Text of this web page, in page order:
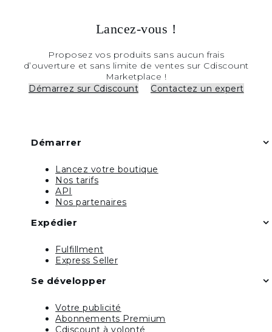
Lancez-vous !
Proposez vos produits sans aucun frais
d’ouverture et sans limite de ventes sur Cdiscount
Marketplace !
Démarrez sur Cdiscount
Contactez un expert
Démarrer
Lancez votre boutique
Nos tarifs
API
Nos partenaires
Expédier
Fulfillment
Express Seller
Se développer
Votre publicité
Abonnements Premium
Cdiscount à volonté